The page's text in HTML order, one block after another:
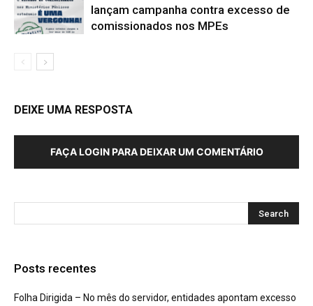
lançam campanha contra excesso de
comissionados nos MPEs
DEIXE UMA RESPOSTA
FAÇA LOGIN PARA DEIXAR UM COMENTÁRIO
Posts recentes
Folha Dirigida – No mês do servidor, entidades apontam excesso